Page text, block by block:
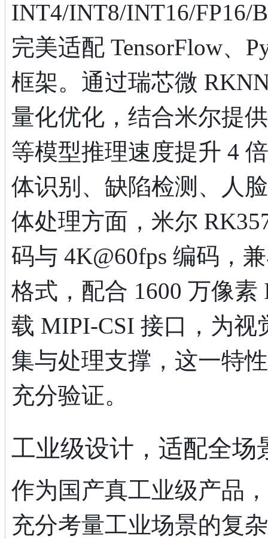
INT4/INT8/INT16/FP16/
完美适配 TensorFlow、
框架。通过瑞芯微
量化优化，结合米尔提
等模型推理速度提升 4
体识别、缺陷检测、人
体处理方面，米尔
码与 4K@60fps 编码，
格式，配合 1600 万像素
载 MIPI-CSI 接口，为
集与处理支撑，这一特
充分验证。
工业级设计，适配全场
作为国产真工业级产品，
充分考量工业场景的复